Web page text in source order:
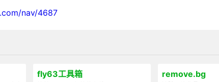
nav/4687
fly63工具箱 remove.bg